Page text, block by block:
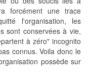
forcément une trace
l'organisation, les
sont conservées à vie,
à zéro" incognito
connus. Voila donc le
possède sur